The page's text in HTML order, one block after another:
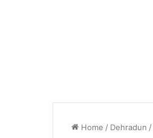
Home / Dehradun /